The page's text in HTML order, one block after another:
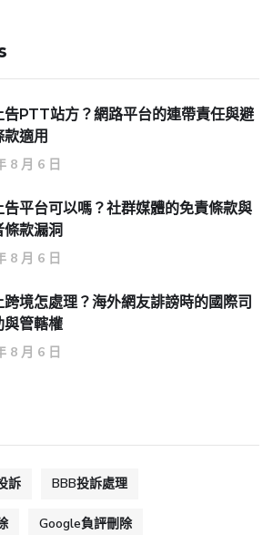
告PTT站方？網路平台的連帶責任與避
款適用
8 月 6 日
告平台可以嗎？社群媒體的免責條款與
條款漏洞
8 月 6 日
跨境怎處理？海外網友誹謗時的國際司
與管轄權
8 月 6 日
訴 BBB投訴處理
Google負評刪除